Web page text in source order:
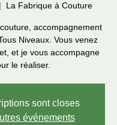
La Fabrique à Couture
accompagnement
Niveaux. Vous venez
et je vous accompagne
le réaliser.
sont closes
événements